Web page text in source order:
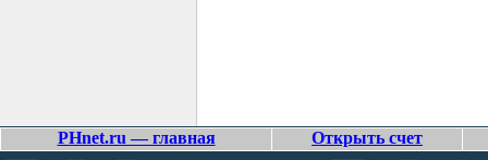
PHnet.ru — главная
Открыть счет